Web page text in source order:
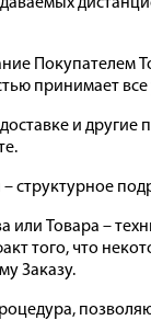
принимает
доставке и
– структурное
или Товара –
того, что
Заказу.